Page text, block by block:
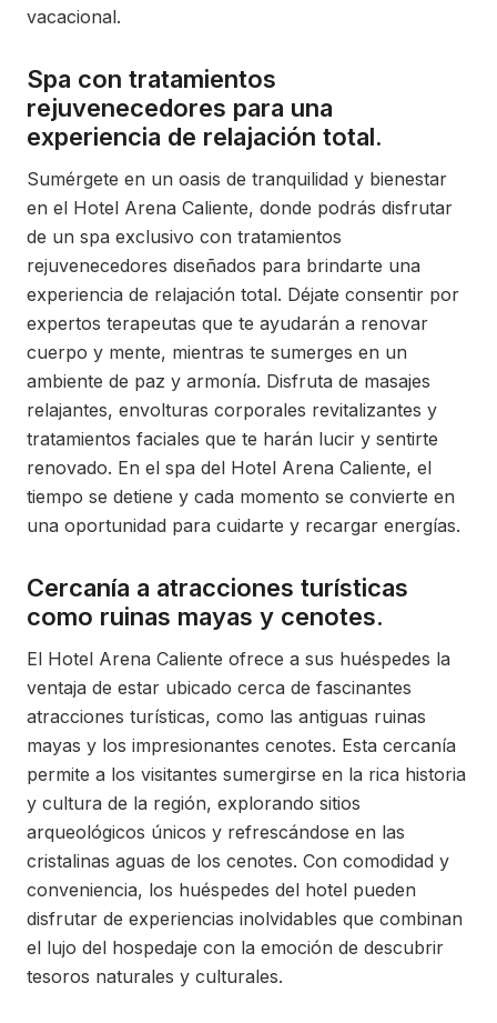
vacacional.
Spa con tratamientos
rejuvenecedores para una
experiencia de relajación total.
Sumérgete en un oasis de tranquilidad y bienestar
en el Hotel Arena Caliente, donde podrás disfrutar
de un spa exclusivo con tratamientos
rejuvenecedores diseñados para brindarte una
experiencia de relajación total. Déjate consentir por
expertos terapeutas que te ayudarán a renovar
cuerpo y mente, mientras te sumerges en un
ambiente de paz y armonía. Disfruta de masajes
relajantes, envolturas corporales revitalizantes y
tratamientos faciales que te harán lucir y sentirte
renovado. En el spa del Hotel Arena Caliente, el
tiempo se detiene y cada momento se convierte en
una oportunidad para cuidarte y recargar energías.
Cercanía a atracciones turísticas
como ruinas mayas y cenotes.
El Hotel Arena Caliente ofrece a sus huéspedes la
ventaja de estar ubicado cerca de fascinantes
atracciones turísticas, como las antiguas ruinas
mayas y los impresionantes cenotes. Esta cercanía
permite a los visitantes sumergirse en la rica historia
y cultura de la región, explorando sitios
arqueológicos únicos y refrescándose en las
cristalinas aguas de los cenotes. Con comodidad y
conveniencia, los huéspedes del hotel pueden
disfrutar de experiencias inolvidables que combinan
el lujo del hospedaje con la emoción de descubrir
tesoros naturales y culturales.